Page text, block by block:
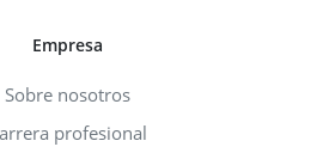
Empresa
Sobre nosotros
profesional